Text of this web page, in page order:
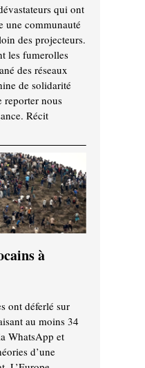
qui ont
une communauté
des projecteurs.
les fumerolles
des réseaux
de solidarité
reporter nous
Récit
à
ont déferlé sur
au moins 34
WhatsApp et
d’une